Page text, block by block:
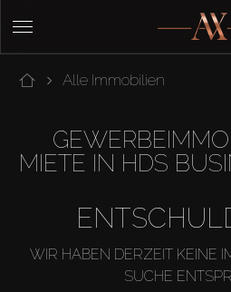
Alle Immobilien
MIETE IN HDS
WIR HABEN DERZEIT KEINE
SUCHE